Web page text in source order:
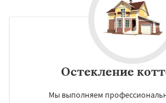
Остекление
Мы выполняем